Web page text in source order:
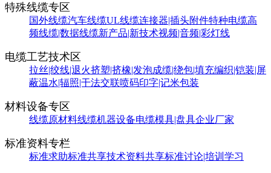
特殊线缆专区
国外线缆汽车线缆UL线缆连接器|插头附件特种电缆高
频线缆|数据线缆新产品|新技术视频|音频|彩灯线
电缆工艺技术区
拉丝|绞线|退火挤塑|挤橡|发泡成缆|绕包|填充编织|铠装|屏
蔽温水|辐照|干法交联喷码印字|记米包装
材料设备专区
线缆原材料线缆机器设备电缆模具|盘具企业厂家
标准资料专栏
标准求助标准共享技术资料共享标准讨论|培训学习